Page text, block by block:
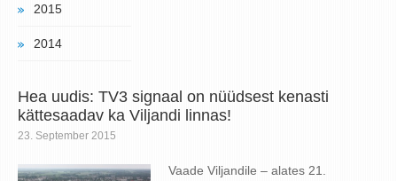
2015
2014
Hea uudis: TV3 signaal on nüüdsest kenasti
kättesaadav ka Viljandi linnas!
23. September 2015
Vaade Viljandile – alates 21.